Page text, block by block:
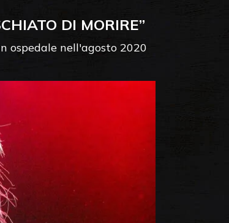
DI MORIRE”
ospedale nell'agosto 2020